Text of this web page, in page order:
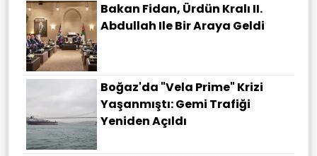
Bakan Fidan, Ürdün Kralı II.
Abdullah Ile Bir Araya Geldi
Boğaz'da "Vela Prime" Krizi
Yaşanmıştı: Gemi Trafiği
Yeniden Açıldı